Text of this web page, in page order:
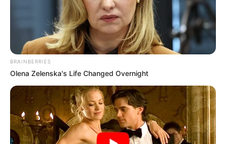
ΤΑ ΕΛΛΗΝΙΚΑ ΠΑΝΑΡΧΑΙΑ
ΑΠΟΚΡΥΦΙΣΤΙΚΑ ΜΥΣΤΗΡΙΑ ΕΝΑΝΤΙΟΝ
ΤΟΥ ΜΑΤΡΙΞ …….
ΤΑ ΕΛΛΗΝΙΚΑ ΠΑΝΑΡΧΑΙΑ ΑΠΟΚΡΥΦΙΣΤΙΚΑ ΜΥΣΤΗΡΙΑ
BRAINBERRIES
Olena Zelenska's Life Changed Overnight